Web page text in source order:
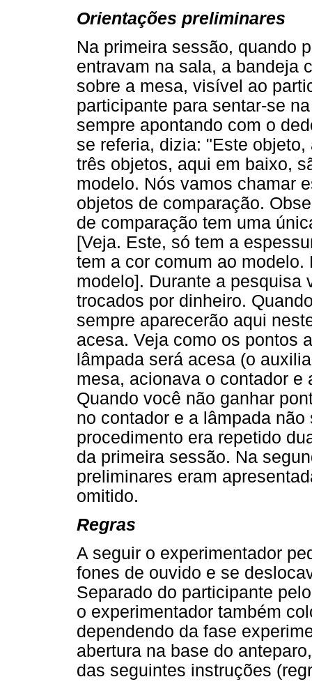
Orientações preliminares
Na primeira sessão, quando
entravam na sala, a bandeja
sobre a mesa, visível ao
participante para sentar-se
sempre apontando com o
se referia, dizia: "Este
três objetos, aqui em baixo,
modelo. Nós vamos chamar
objetos de comparação.
de comparação tem uma
[Veja. Este, só tem a
tem a cor comum ao
modelo]. Durante a pesquisa
trocados por dinheiro.
sempre aparecerão aqui
acesa. Veja como os pontos
lâmpada será acesa (o
mesa, acionava o contador
Quando você não ganhar
no contador e a lâmpada
procedimento era repetido
da primeira sessão. Na
preliminares eram
omitido.
Regras
A seguir o experimentador
fones de ouvido e se
Separado do participante
o experimentador também
dependendo da fase
abertura na base do
das seguintes instruções